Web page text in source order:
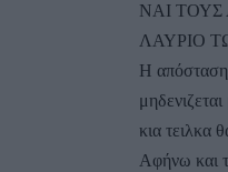
ΝΑΙ ΤΟΥΣ
ΛΑΥΡΙΟ
Η απόσταση
κια τειλκα
Αφήνω και